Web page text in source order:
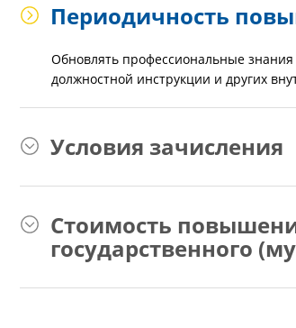
Периодичность
Обновлять профессиональные
должностной инструкции и других
Условия зачисления
Стоимость
государственного